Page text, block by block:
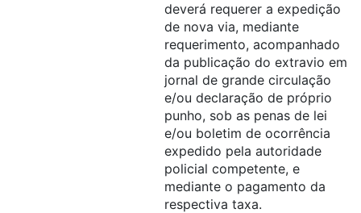
deverá requerer a expedição
de nova via, mediante
requerimento, acompanhado
da publicação do extravio em
jornal de grande circulação
e/ou declaração de próprio
punho, sob as penas de lei
e/ou boletim de ocorrência
expedido pela autoridade
policial competente, e
mediante o pagamento da
respectiva taxa.